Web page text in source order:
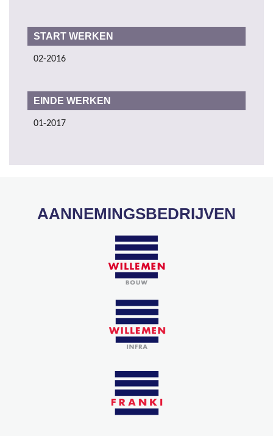
START WERKEN
02-2016
EINDE WERKEN
01-2017
AANNEMINGSBEDRIJVEN